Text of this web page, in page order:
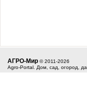
АГРО-Мир © 2011-2026
Agro-Portal. Дом, сад, огород,